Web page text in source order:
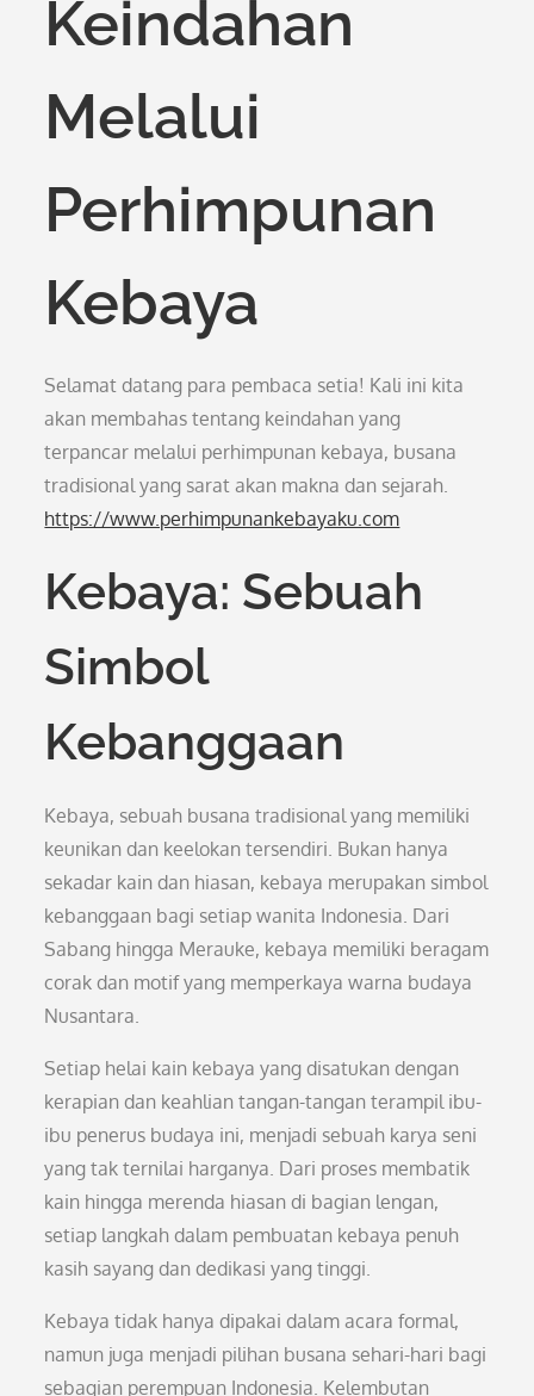
Keindahan
Melalui
Perhimpunan
Kebaya
Selamat datang para pembaca setia! Kali ini kita
akan membahas tentang keindahan yang
terpancar melalui perhimpunan kebaya, busana
tradisional yang sarat akan makna dan sejarah.
https://www.perhimpunankebayaku.com
Kebaya: Sebuah
Simbol
Kebanggaan
Kebaya, sebuah busana tradisional yang memiliki
keunikan dan keelokan tersendiri. Bukan hanya
sekadar kain dan hiasan, kebaya merupakan simbol
kebanggaan bagi setiap wanita Indonesia. Dari
Sabang hingga Merauke, kebaya memiliki beragam
corak dan motif yang memperkaya warna budaya
Nusantara.
Setiap helai kain kebaya yang disatukan dengan
kerapian dan keahlian tangan-tangan terampil ibu-
ibu penerus budaya ini, menjadi sebuah karya seni
yang tak ternilai harganya. Dari proses membatik
kain hingga merenda hiasan di bagian lengan,
setiap langkah dalam pembuatan kebaya penuh
kasih sayang dan dedikasi yang tinggi.
Kebaya tidak hanya dipakai dalam acara formal,
namun juga menjadi pilihan busana sehari-hari bagi
sebagian perempuan Indonesia. Kelembutan